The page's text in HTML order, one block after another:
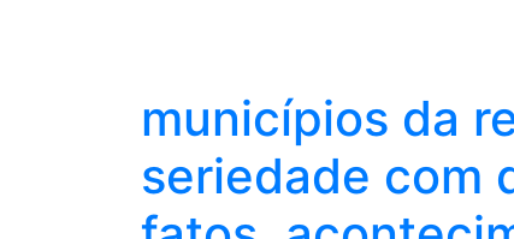
municípios da
seriedade com